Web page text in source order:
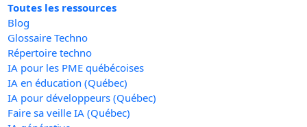
Toutes les ressources
Blog
Glossaire Techno
Répertoire techno
IA pour les PME québécoises
IA en éducation (Québec)
IA pour développeurs (Québec)
Faire sa veille IA (Québec)